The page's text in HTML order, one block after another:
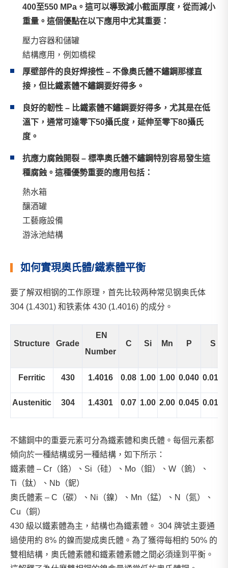
400至550 MPa。這可以導致減小截面厚度，從而減小
重量。這個優點在以下應用中尤其重要：
壓力容器和儲罐
結構應用，例如橋樑
厚壁部件的良好焊接性 – 不像奧氏體不鏽鋼那樣直
接，但比鐵素體不鏽鋼要好得多。
良好的韌性 – 比鐵素體不鏽鋼要好得多，尤其是在低
溫下，通常可達零下50攝氏度，延伸至零下80攝氏
度。
抗應力腐蝕開裂 – 標準奧氏體不鏽鋼特別容易發生這
種腐蝕。這種優勢重要的應用包括：
熱水箱
釀酒罐
工藝廠設備
游泳池結構
如何實現奧氏體/鐵素體平衡
要了解双相钢的工作原理，首先比较两种常见钢奥氏体
304 (1.4301) 和铁素体 430 (1.4016) 的成分。
Structure Grade
EN
Number
C Si Mn P S
Ferritic 430 1.4016 0.08 1.00 1.00 0.040 0.015
Austenitic 304 1.4301 0.07 1.00 2.00 0.045 0.015
不鏽鋼中的重要元素可分為鐵素體和奧氏體。每個元素都
傾向於一種結構或另一種結構，如下所示：
鐵素體 – Cr（鉻）、Si（硅）、Mo（鉬）、W（鎢）、
Ti（鈦）、Nb（鈮）
奧氏體素 – C（碳）、Ni（鎳）、Mn（錳）、N（氮）、
Cu（銅）
430 級以鐵素體為主，結構也為鐵素體。 304 牌號主要通
過使用約 8% 的鎳而變成奧氏體。為了獲得每相約 50% 的
雙相結構，奧氏體素體和鐵素體素體之間必須達到平衡。